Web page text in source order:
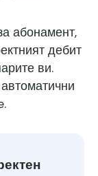
абонамент,
дебит
ви.